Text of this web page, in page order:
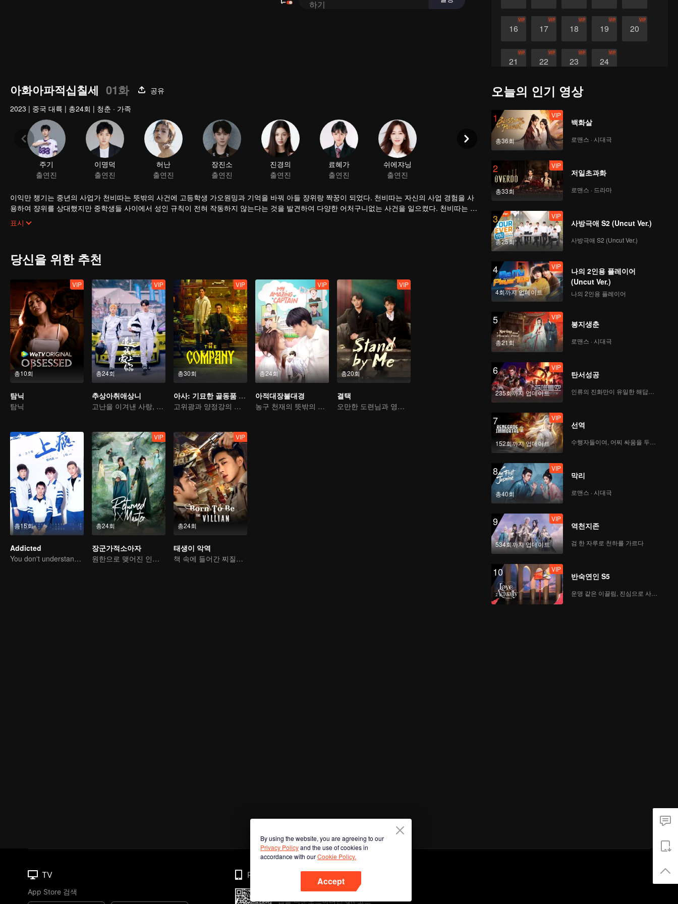
16
VIP
17
VIP
18
VIP
19
VIP
20
VIP
21
VIP
22
VIP
23
VIP
24
VIP
아화아파적십칠세 01화
공유
2023 | 중국 대륙 | 총24회 | 청춘 · 가족
주기
출연진
이명덕
출연진
허난
출연진
장진소
출연진
진경의
출연진
료혜가
출연진
쉬에쟈닝
출연진
이익만 챙기는 중년의 사업가 천비따는 뜻밖의 사건에 고등학생 가오원밍과 기억을 바꿔 아들 쟝위랑 짝꿍이 되었다. 천비따는 자신의 사업 경험을 사
용하여 쟝위를 상대했지만 중학생들 사이에서 성인 규칙이 전혀 작동하지 않는다는 것을 발견하여 다양한 어처구니없는 사건을 일으켰다. 천비따는 자
신의 몸으로 돌아가지 못하고, 회사는 언제든지 인수될 위험에 처하게 되어 얼마 후 진정한 가오원밍도 천비다의 몸에서 깨어나서 소란을 피웠다.... 그
리고 이 사고의 배후에 있는 진실은 사람을 놀라게 하고 천비따는 가족과 이익 중 어느 것을 선택해야 한다.
표시
당신을 위한 추천
총10회
VIP
탐닉
탐닉
총24회
VIP
추상아취애상니
고난을 이겨낸 사랑, 함께하는 영광
총30회
VIP
아사: 기묘한 골동품 가게
고위광과 양정강의 시간 여행
총24회
VIP
아적대장불대경
농구 천재의 뜻밖의 성전환과 진정한 사랑 찾기
총20회
VIP
결택
오만한 도련님과 영웅의 뜨거운 구국
총15회
Addicted
You don't understand, It's also love
총24회
VIP
장군가적소아자
원한으로 맺어진 인연, 우정이 족쇄가 되다
총24회
VIP
태생이 악역
책 속에 들어간 찌질남, 미녀들이 덤벼든다
오늘의 인기 영상
1
총36회
VIP
백화살
로맨스 · 시대극
2
총33회
VIP
저일초과화
로맨스 · 드라마
3
총25회
VIP
사방극애 S2 (Uncut Ver.)
사방극애 S2 (Uncut Ver.)
4
4회까지 업데이트
VIP
나의 2인용 플레이어
(Uncut Ver.)
나의 2인용 플레이어
5
총21회
VIP
봉지생춘
로맨스 · 시대극
6
235회까지 업데이트
VIP
탄서성공
인류의 진화만이 유일한 해답이다
7
152회까지 업데이트
VIP
선역
8
총40회
VIP
막리
로맨스 · 시대극
9
534회까지 업데이트
VIP
역천지존
검 한 자루로 천하를 가르다
10 VIP
반숙연인 S5
운명 같은 이끌림, 진심으로 사랑하다
By using the website, you are agreeing to our
Privacy Policyand the use of cookies in
accordance with ourCookie Policy.
Accept
TV
App Store 검색
Phone
앱을 다운로드하려면 QR 코드